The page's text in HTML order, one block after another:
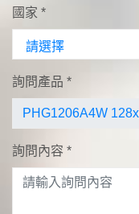
國家 *
詢問產品 *
詢問內容 *